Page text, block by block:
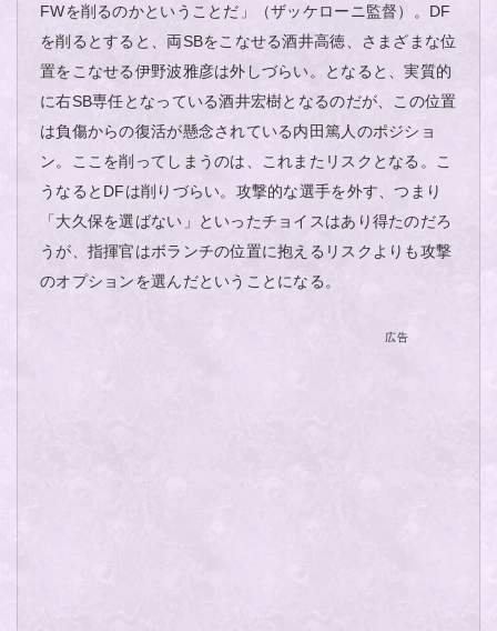
FWを削るのかということだ」（ザッケローニ監督）。DF
を削るとすると、両SBをこなせる酒井高徳、さまざまな位
置をこなせる伊野波雅彦は外しづらい。となると、実質的
に右SB専任となっている酒井宏樹となるのだが、この位置
は負傷からの復活が懸念されている内田篤人のポジショ
ン。ここを削ってしまうのは、これまたリスクとなる。こ
うなるとDFは削りづらい。攻撃的な選手を外す、つまり
「大久保を選ばない」といったチョイスはあり得たのだろ
うが、指揮官はボランチの位置に抱えるリスクよりも攻撃
のオプションを選んだということになる。
広告